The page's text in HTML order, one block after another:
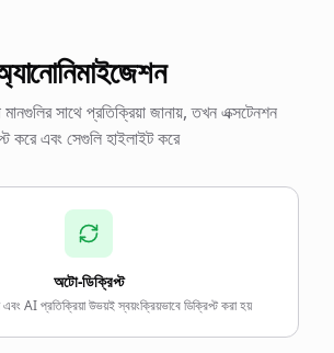
সাথে প্রতিক্রিয়া জানায়, তখন এক্সটেনশন
করে এবং সেগুলি হাইলাইট করে
অটো-ডিক্রিপ্ট
এবং AI প্রতিক্রিয়া উভয়ই স্বয়ংক্রিয়ভাবে ডিক্রিপ্ট করা হয়